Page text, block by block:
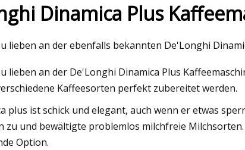
sind derzeit auf
Dinamica Plus
lieben an der ebenfalls bekannten De'Longhi
lieben an der De'Longhi Dinamica Plus
Kaffeesorten perfekt zubereitet werden.
plus ist schick und elegant, auch wenn er etwas
zu und bewältigte problemlos milchfreie
Option.